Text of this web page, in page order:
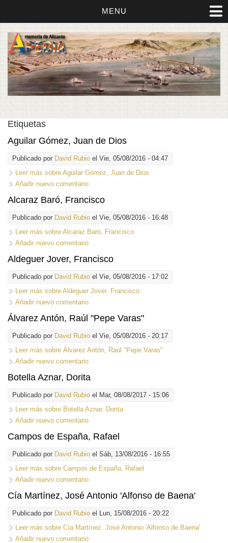
MENU
Etiquetas
Aguilar Gómez, Juan de Dios
Publicado por David Rubio el Vie, 05/08/2016 - 04:47
Leer más sobre Aguilar Gómez, Juan de Dios
Añadir nuevo comentario
Alcaraz Baró, Francisco
Publicado por David Rubio el Vie, 05/08/2016 - 16:48
Leer más sobre Alcaraz Baró, Francisco
Añadir nuevo comentario
Aldeguer Jover, Francisco
Publicado por David Rubio el Vie, 05/08/2016 - 17:02
Leer más sobre Aldeguer Jover, Francisco
Añadir nuevo comentario
Álvarez Antón, Raúl "Pepe Varas"
Publicado por David Rubio el Vie, 05/08/2016 - 20:17
Leer más sobre Álvarez Antón, Raúl "Pepe Varas"
Añadir nuevo comentario
Botella Aznar, Dorita
Publicado por David Rubio el Mar, 08/08/2017 - 15:06
Leer más sobre Botella Aznar, Dorita
Añadir nuevo comentario
Campos de España, Rafael
Publicado por David Rubio el Sáb, 13/08/2016 - 16:55
Leer más sobre Campos de España, Rafael
Añadir nuevo comentario
Cía Martínez, José Antonio 'Alfonso de Baena'
Publicado por David Rubio el Lun, 15/08/2016 - 20:22
Leer más sobre Cía Martínez, José Antonio 'Alfonso de Baena'
Añadir nuevo comentario